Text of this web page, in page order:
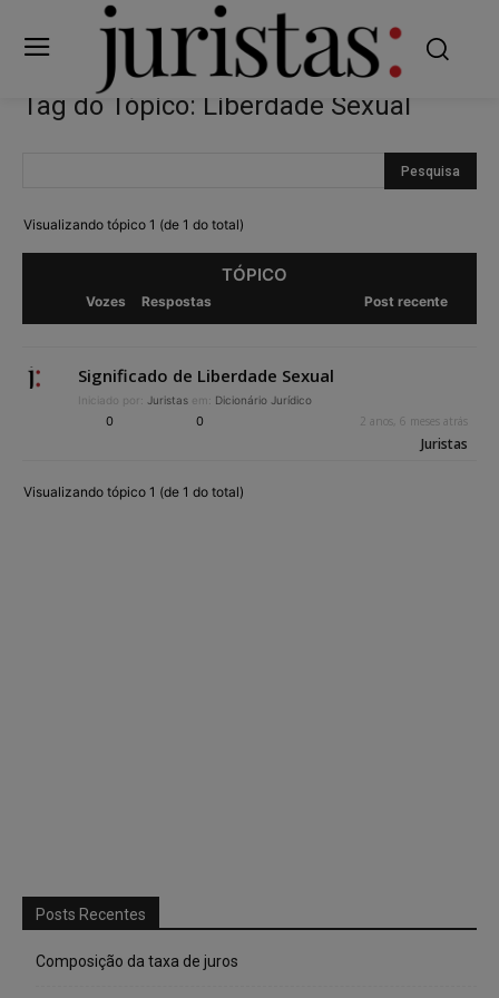
Tag do Tópico: Liberdade Sexual
Visualizando tópico 1 (de 1 do total)
TÓPICO
Vozes Respostas Post recente
Significado de Liberdade Sexual
Iniciado por: Juristas em: Dicionário Jurídico
0 0 2 anos, 6 meses atrás
Juristas
Visualizando tópico 1 (de 1 do total)
Posts Recentes
Composição da taxa de juros